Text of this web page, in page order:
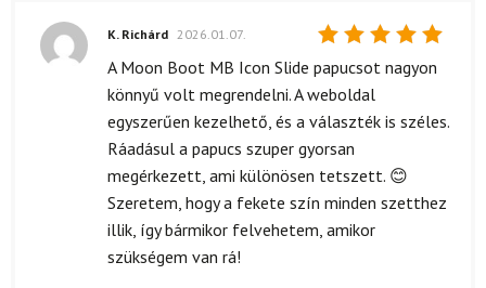
Értékelés:
5
K. Richárd 2026.01.07.
A Moon Boot MB Icon Slide papucsot nagyon
könnyű volt megrendelni. A weboldal
egyszerűen kezelhető, és a választék is széles.
Ráadásul a papucs szuper gyorsan
megérkezett, ami különösen tetszett. 😊
Szeretem, hogy a fekete szín minden szetthez
illik, így bármikor felvehetem, amikor
szükségem van rá!